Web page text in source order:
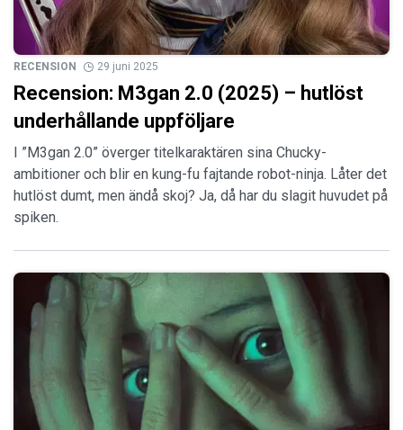
RECENSION 29 juni 2025
Recension: M3gan 2.0 (2025) – hutlöst
underhållande uppföljare
I ”M3gan 2.0” överger titelkaraktären sina Chucky-
ambitioner och blir en kung-fu fajtande robot-ninja. Låter det
hutlöst dumt, men ändå skoj? Ja, då har du slagit huvudet på
spiken.